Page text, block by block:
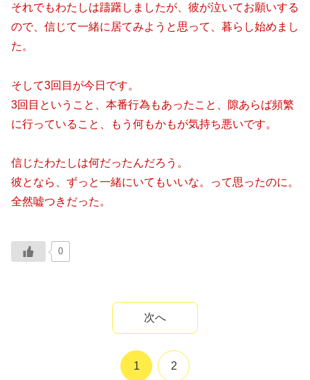
それでもわたしは躊躇しましたが、彼が泣いてお願いする
ので、信じて一緒に居てみようと思って、暮らし始めまし
た。
そして3回目が今日です。
3回目ということ、本番行為もあったこと、隙あらば頻繁
に行っていること、もう何もかもが気持ち悪いです。
信じたわたしは何だったんだろう。
彼となら、ずっと一緒にいてもいいな。って思ったのに。
全然嘘つきだった。
0
次へ
1 2